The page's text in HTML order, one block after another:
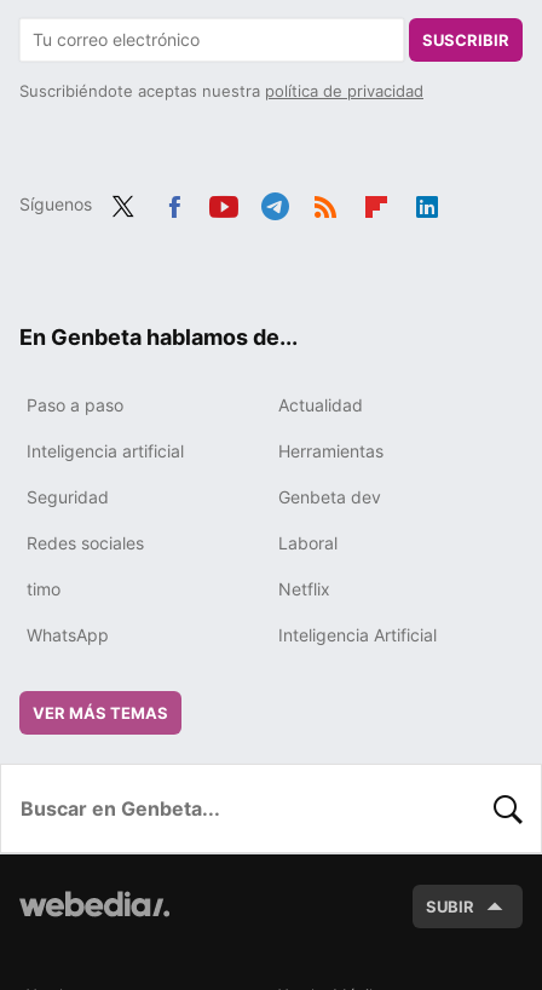
SUSCRIBIR
Suscribiéndote aceptas nuestra política de privacidad
Síguenos
En Genbeta hablamos de...
Paso a paso Actualidad
Inteligencia artificial Herramientas
Seguridad Genbeta dev
Redes sociales Laboral
timo Netflix
WhatsApp Inteligencia Artificial
VER MÁS TEMAS
SUBIR